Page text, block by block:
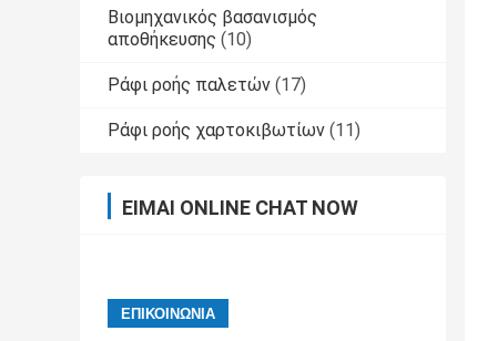
Βιομηχανικός βασανισμός
αποθήκευσης (10)
Ράφι ροής παλετών (17)
Ράφι ροής χαρτοκιβωτίων (11)
ΕΊΜΑΙ ONLINE CHAT NOW